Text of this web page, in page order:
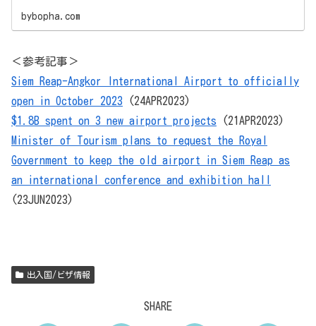
bybopha.com
＜参考記事＞
Siem Reap-Angkor International Airport to officially
open in October 2023 (24APR2023)
$1.8B spent on 3 new airport projects (21APR2023)
Minister of Tourism plans to request the Royal
Government to keep the old airport in Siem Reap as
an international conference and exhibition hall
(23JUN2023)
出入国/ビザ情報
SHARE